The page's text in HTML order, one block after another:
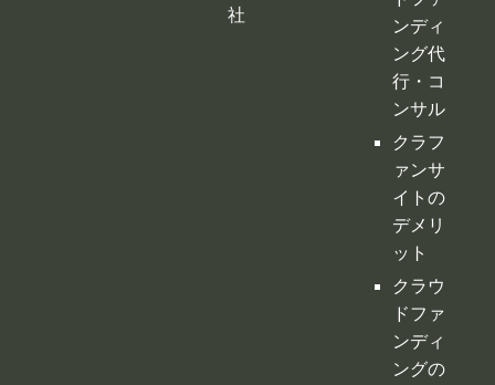
ング代
行・コ
ンサル
クラフ
ァンサ
イトの
デメリ
ット
クラウ
ドファ
ンディ
ングの
税金